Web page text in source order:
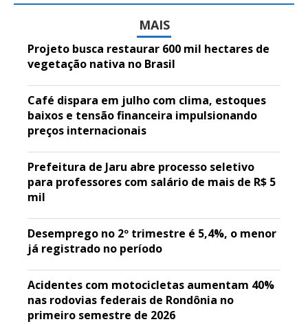
MAIS
Projeto busca restaurar 600 mil hectares de
vegetação nativa no Brasil
Café dispara em julho com clima, estoques
baixos e tensão financeira impulsionando
preços internacionais
Prefeitura de Jaru abre processo seletivo
para professores com salário de mais de R$ 5
mil
Desemprego no 2º trimestre é 5,4%, o menor
já registrado no período
Acidentes com motocicletas aumentam 40%
nas rodovias federais de Rondônia no
primeiro semestre de 2026